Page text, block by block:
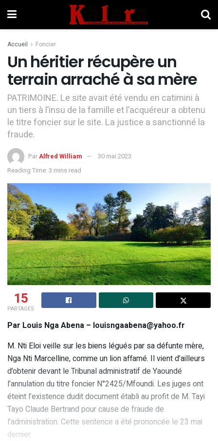
Accueil Foncier
Un héritier récupère un
terrain arraché à sa mère
PATRIMOINE. Le site avait été vendu en catimini à
un tiers à l’insu de la famille et l’acquéreur a obtenu
le titre foncier sur le site. La justice a sanctionné la
fraude.
ParAlfred William
30 mai 2023
Reading Time: 3 mins read
15
PARTAGES
Par Louis Nga Abena – louisngaabena@yahoo.fr
M. Nti Eloi veille sur les biens légués par sa défunte mère,
Nga Nti Marcelline, comme un lion affamé. Il vient d’ailleurs
d’obtenir devant le Tribunal administratif de Yaoundé
l’annulation du titre foncier N°2425/Mfoundi. Les juges ont
éteint l’existence dudit document établi au profit de M. Tayi
Tayo Claude Bertrand pour cause de fraude de
l’administration. Cette sentence a été prononcée le 23 mai
dernier.